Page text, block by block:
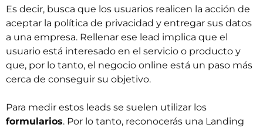
Es decir, busca que los usuarios realicen la acción de
aceptar la política de privacidad y entregar sus datos
a una empresa. Rellenar ese lead implica que el
usuario está interesado en el servicio o producto y
que, por lo tanto, el negocio online está un paso más
cerca de conseguir su objetivo.
Para medir estos leads se suelen utilizar los
formularios. Por lo tanto, reconocerás una Landing